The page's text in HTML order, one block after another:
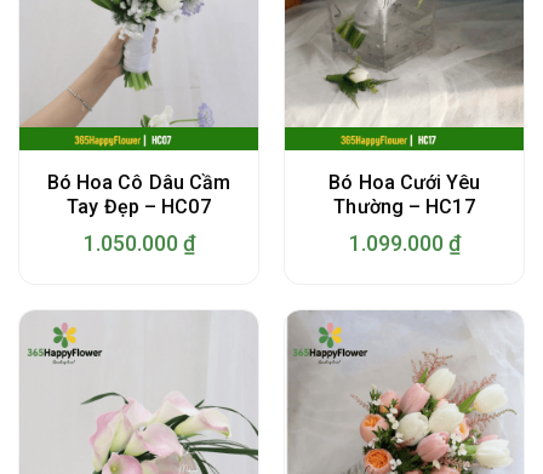
Bó Hoa Cô Dâu Cầm
Tay Đẹp – HC07
1.050.000 ₫
Bó Hoa Cưới Yêu
Thường – HC17
1.099.000 ₫